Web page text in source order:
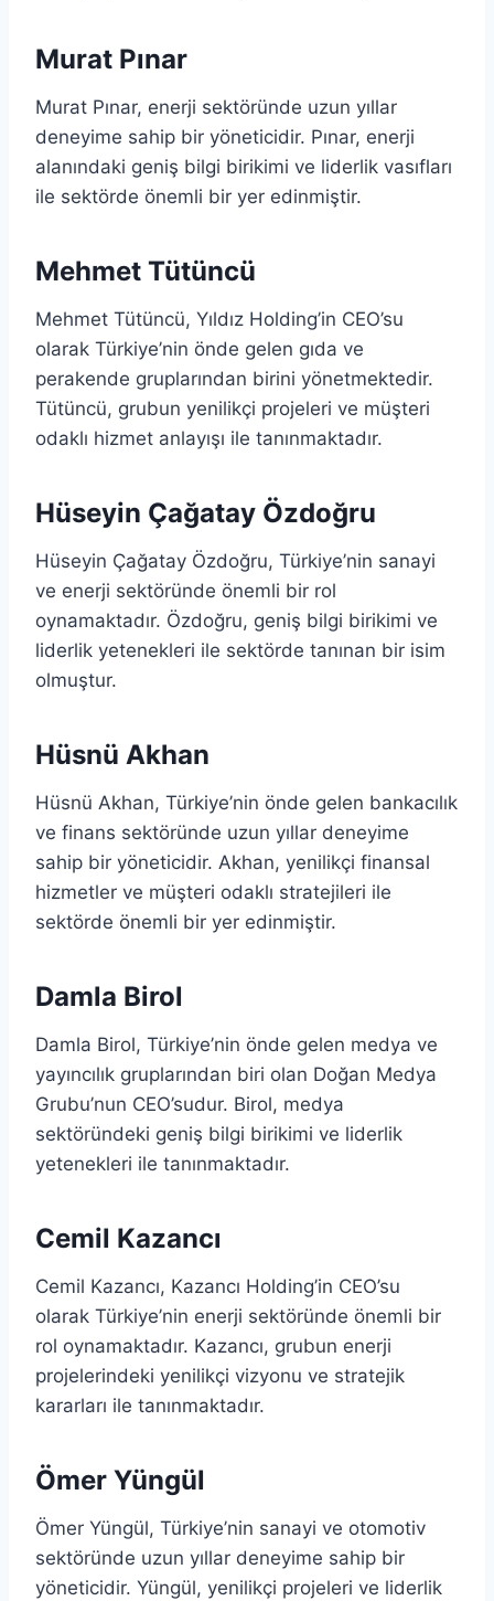
Murat Pınar
Murat Pınar, enerji sektöründe uzun yıllar
deneyime sahip bir yöneticidir. Pınar, enerji
alanındaki geniş bilgi birikimi ve liderlik vasıfları
ile sektörde önemli bir yer edinmiştir.
Mehmet Tütüncü
Mehmet Tütüncü, Yıldız Holding’in CEO’su
olarak Türkiye’nin önde gelen gıda ve
perakende gruplarından birini yönetmektedir.
Tütüncü, grubun yenilikçi projeleri ve müşteri
odaklı hizmet anlayışı ile tanınmaktadır.
Hüseyin Çağatay Özdoğru
Hüseyin Çağatay Özdoğru, Türkiye’nin sanayi
ve enerji sektöründe önemli bir rol
oynamaktadır. Özdoğru, geniş bilgi birikimi ve
liderlik yetenekleri ile sektörde tanınan bir isim
olmuştur.
Hüsnü Akhan
Hüsnü Akhan, Türkiye’nin önde gelen bankacılık
ve finans sektöründe uzun yıllar deneyime
sahip bir yöneticidir. Akhan, yenilikçi finansal
hizmetler ve müşteri odaklı stratejileri ile
sektörde önemli bir yer edinmiştir.
Damla Birol
Damla Birol, Türkiye’nin önde gelen medya ve
yayıncılık gruplarından biri olan Doğan Medya
Grubu’nun CEO’sudur. Birol, medya
sektöründeki geniş bilgi birikimi ve liderlik
yetenekleri ile tanınmaktadır.
Cemil Kazancı
Cemil Kazancı, Kazancı Holding’in CEO’su
olarak Türkiye’nin enerji sektöründe önemli bir
rol oynamaktadır. Kazancı, grubun enerji
projelerindeki yenilikçi vizyonu ve stratejik
kararları ile tanınmaktadır.
Ömer Yüngül
Ömer Yüngül, Türkiye’nin sanayi ve otomotiv
sektöründe uzun yıllar deneyime sahip bir
yöneticidir. Yüngül, yenilikçi projeleri ve liderlik